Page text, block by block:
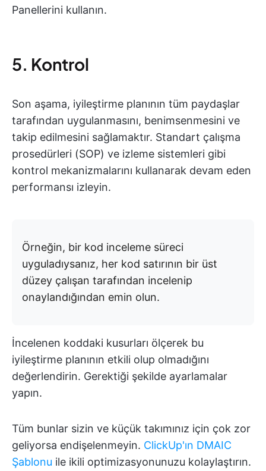
Panellerini kullanın.
5. Kontrol
Son aşama, iyileştirme planının tüm paydaşlar
tarafından uygulanmasını, benimsenmesini ve
takip edilmesini sağlamaktır. Standart çalışma
prosedürleri (SOP) ve izleme sistemleri gibi
kontrol mekanizmalarını kullanarak devam eden
performansı izleyin.
Örneğin, bir kod inceleme süreci
uyguladıysanız, her kod satırının bir üst
düzey çalışan tarafından incelenip
onaylandığından emin olun.
İncelenen koddaki kusurları ölçerek bu
iyileştirme planının etkili olup olmadığını
değerlendirin. Gerektiği şekilde ayarlamalar
yapın.
Tüm bunlar sizin ve küçük takımınız için çok zor
geliyorsa endişelenmeyin. ClickUp'ın DMAIC
Şablonu ile ikili optimizasyonunuzu kolaylaştırın.